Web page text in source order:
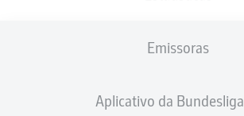
Emissoras
Aplicativo da Bundesliga